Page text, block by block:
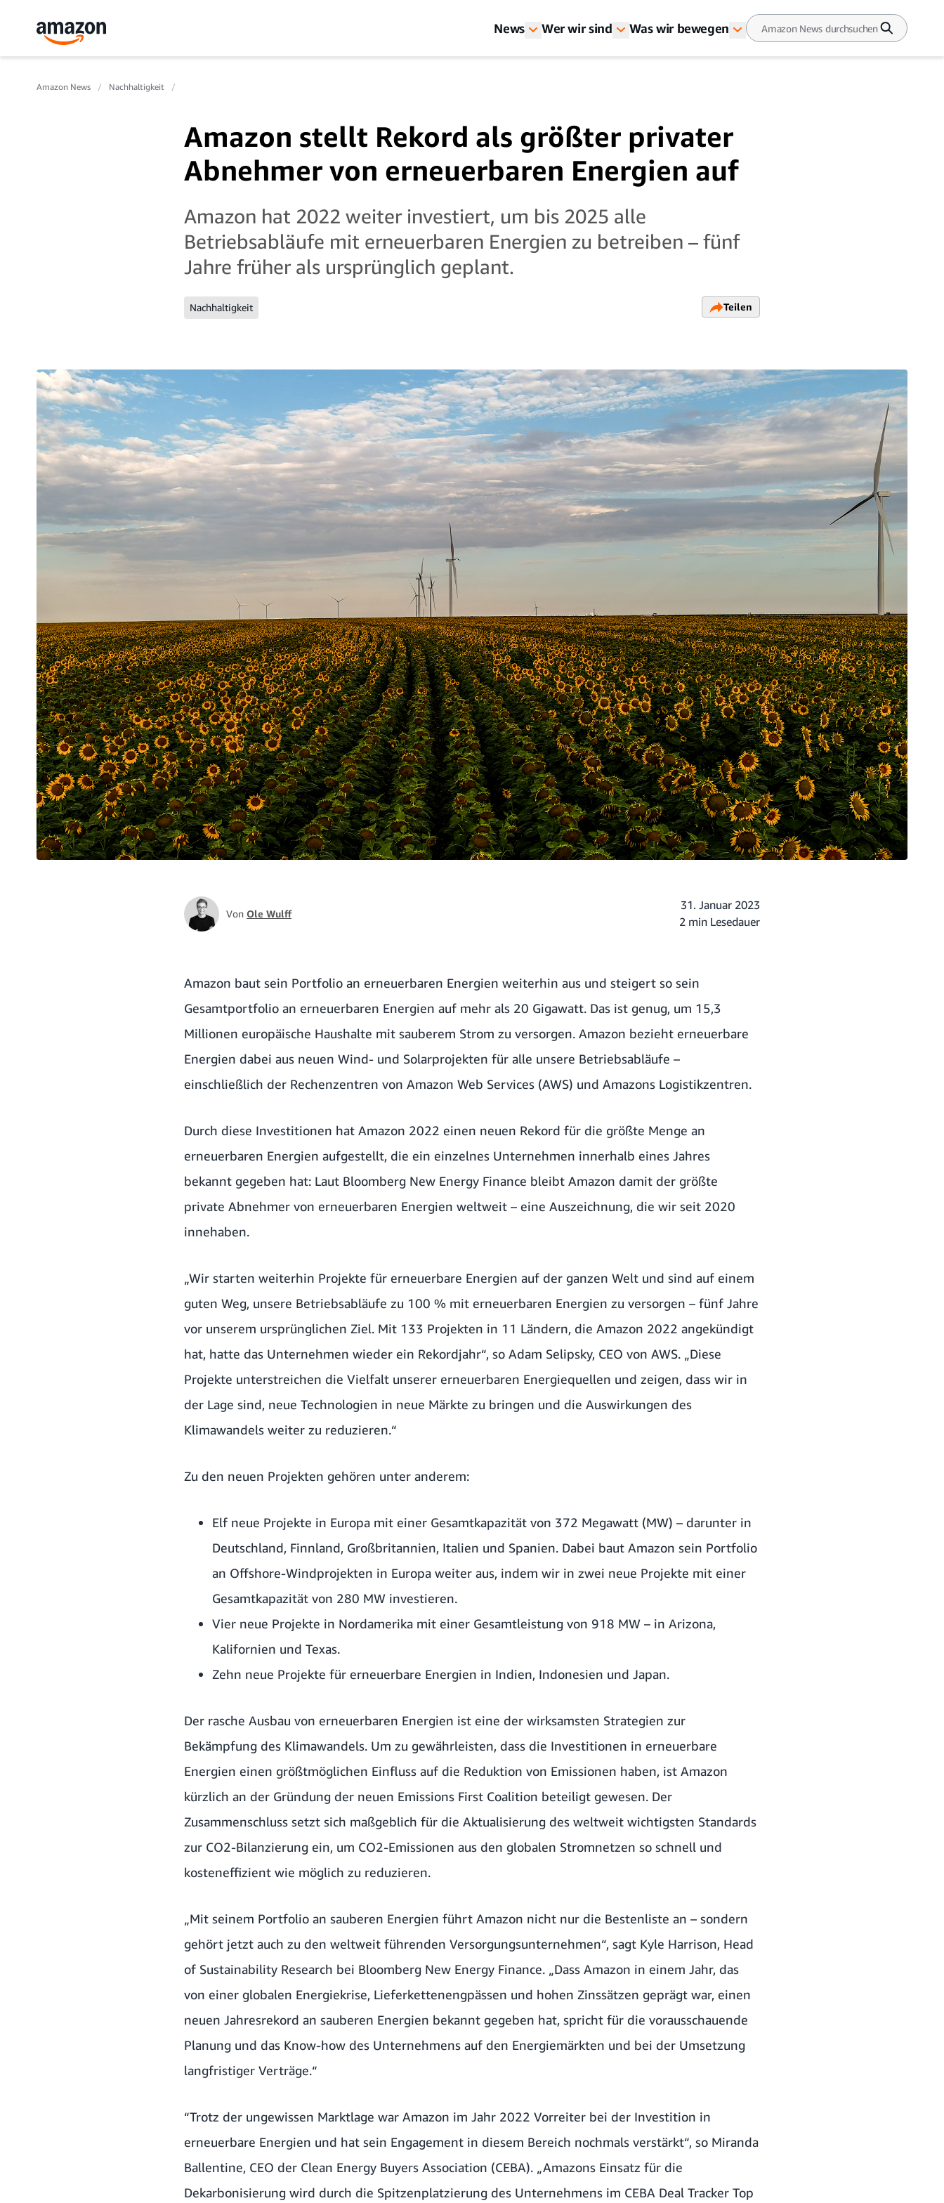
News Wer wir sind Was wir bewegen
Amazon News Nachhaltigkeit
Amazon stellt Rekord als größter privater
Abnehmer von erneuerbaren Energien auf
Amazon hat 2022 weiter investiert, um bis 2025 alle
Betriebsabläufe mit erneuerbaren Energien zu betreiben – fünf
Jahre früher als ursprünglich geplant.
Nachhaltigkeit Teilen
Von Ole Wulff
31. Januar 2023
2 min Lesedauer
Amazon baut sein Portfolio an erneuerbaren Energien weiterhin aus und steigert so sein
Gesamtportfolio an erneuerbaren Energien auf mehr als 20 Gigawatt. Das ist genug, um 15,3
Millionen europäische Haushalte mit sauberem Strom zu versorgen. Amazon bezieht erneuerbare
Energien dabei aus neuen Wind- und Solarprojekten für alle unsere Betriebsabläufe –
einschließlich der Rechenzentren von Amazon Web Services (AWS) und Amazons Logistikzentren.
Durch diese Investitionen hat Amazon 2022 einen neuen Rekord für die größte Menge an
erneuerbaren Energien aufgestellt, die ein einzelnes Unternehmen innerhalb eines Jahres
bekannt gegeben hat: Laut Bloomberg New Energy Finance bleibt Amazon damit der größte
private Abnehmer von erneuerbaren Energien weltweit – eine Auszeichnung, die wir seit 2020
innehaben.
„Wir starten weiterhin Projekte für erneuerbare Energien auf der ganzen Welt und sind auf einem
guten Weg, unsere Betriebsabläufe zu 100 % mit erneuerbaren Energien zu versorgen – fünf Jahre
vor unserem ursprünglichen Ziel. Mit 133 Projekten in 11 Ländern, die Amazon 2022 angekündigt
hat, hatte das Unternehmen wieder ein Rekordjahr“, so Adam Selipsky, CEO von AWS. „Diese
Projekte unterstreichen die Vielfalt unserer erneuerbaren Energiequellen und zeigen, dass wir in
der Lage sind, neue Technologien in neue Märkte zu bringen und die Auswirkungen des
Klimawandels weiter zu reduzieren.“
Zu den neuen Projekten gehören unter anderem:
Elf neue Projekte in Europa mit einer Gesamtkapazität von 372 Megawatt (MW) – darunter in
Deutschland, Finnland, Großbritannien, Italien und Spanien. Dabei baut Amazon sein Portfolio
an Offshore-Windprojekten in Europa weiter aus, indem wir in zwei neue Projekte mit einer
Gesamtkapazität von 280 MW investieren.
Vier neue Projekte in Nordamerika mit einer Gesamtleistung von 918 MW – in Arizona,
Kalifornien und Texas.
Zehn neue Projekte für erneuerbare Energien in Indien, Indonesien und Japan.
Der rasche Ausbau von erneuerbaren Energien ist eine der wirksamsten Strategien zur
Bekämpfung des Klimawandels. Um zu gewährleisten, dass die Investitionen in erneuerbare
Energien einen größtmöglichen Einfluss auf die Reduktion von Emissionen haben, ist Amazon
kürzlich an der Gründung der neuen Emissions First Coalition beteiligt gewesen. Der
Zusammenschluss setzt sich maßgeblich für die Aktualisierung des weltweit wichtigsten Standards
zur CO2-Bilanzierung ein, um CO2-Emissionen aus den globalen Stromnetzen so schnell und
kosteneffizient wie möglich zu reduzieren.
„Mit seinem Portfolio an sauberen Energien führt Amazon nicht nur die Bestenliste an – sondern
gehört jetzt auch zu den weltweit führenden Versorgungsunternehmen“, sagt Kyle Harrison, Head
of Sustainability Research bei Bloomberg New Energy Finance. „Dass Amazon in einem Jahr, das
von einer globalen Energiekrise, Lieferkettenengpässen und hohen Zinssätzen geprägt war, einen
neuen Jahresrekord an sauberen Energien bekannt gegeben hat, spricht für die vorausschauende
Planung und das Know-how des Unternehmens auf den Energiemärkten und bei der Umsetzung
langfristiger Verträge.“
“Trotz der ungewissen Marktlage war Amazon im Jahr 2022 Vorreiter bei der Investition in
erneuerbare Energien und hat sein Engagement in diesem Bereich nochmals verstärkt“, so Miranda
Ballentine, CEO der Clean Energy Buyers Association (CEBA). „Amazons Einsatz für die
Dekarbonisierung wird durch die Spitzenplatzierung des Unternehmens im CEBA Deal Tracker Top